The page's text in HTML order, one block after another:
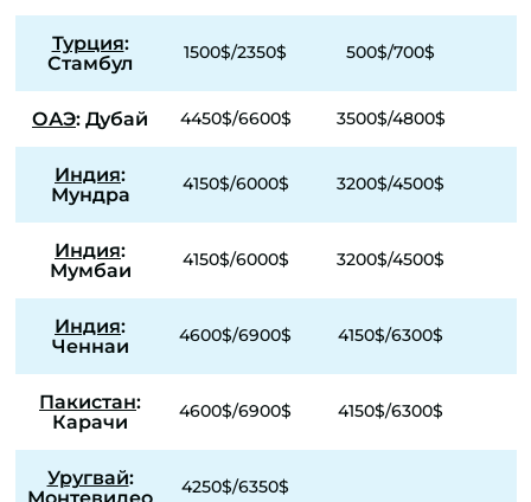
Турция:
Стамбул
1500$/2350$ 500$/700$
ОАЭ: Дубай 4450$/6600$ 3500$/4800$
Индия:
Мундра
4150$/6000$ 3200$/4500$
Индия:
Мумбаи
4150$/6000$ 3200$/4500$
Индия:
Ченнаи
4600$/6900$ 4150$/6300$
Пакистан:
Карачи
4600$/6900$ 4150$/6300$
Уругвай:
4250$/6350$